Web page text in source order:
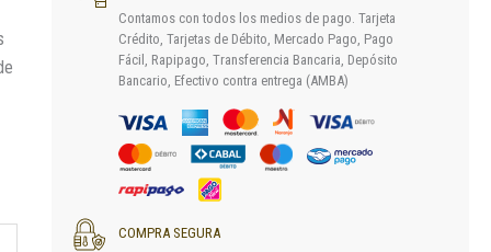
Contamos con todos los medios de pago. Tarjeta
Crédito, Tarjetas de Débito, Mercado Pago, Pago
Fácil, Rapipago, Transferencia Bancaria, Depósito
Bancario, Efectivo contra entrega (AMBA)
COMPRA SEGURA